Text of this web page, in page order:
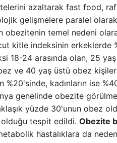
azaltarak fast food,
gelişmelere paralel
obezitenin temel nedeni
kitle indeksinin erkeklerde
18-24 arasında olan, 25
ve 40 yaş üstü obez kişiler
kadınların ise
genelinde obezite görülme
yüzde 30'unun obez
olduğu tespit edildi. Obezite
hastalıklara da neden